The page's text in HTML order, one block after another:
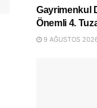
Gayrimenkul
Önemli 4.
9 AĞUSTOS